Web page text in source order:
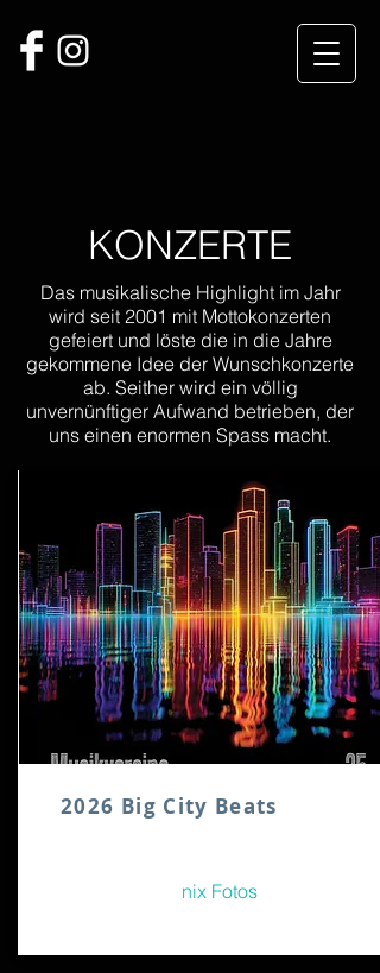
KONZERTE
Das musikalische Highlight im Jahr
wird seit 2001 mit Mottokonzerten
gefeiert und löste die in die Jahre
gekommene Idee der Wunschkonzerte
ab. Seither wird ein völlig
unvernünftiger Aufwand betrieben, der
uns einen enormen Spass macht.
2026 Big City Beats
nix Fotos